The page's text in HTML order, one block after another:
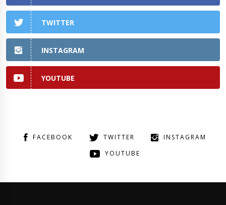
TWITTER
INSTAGRAM
YOUTUBE
FACEBOOK TWITTER
INSTAGRAM
YOUTUBE